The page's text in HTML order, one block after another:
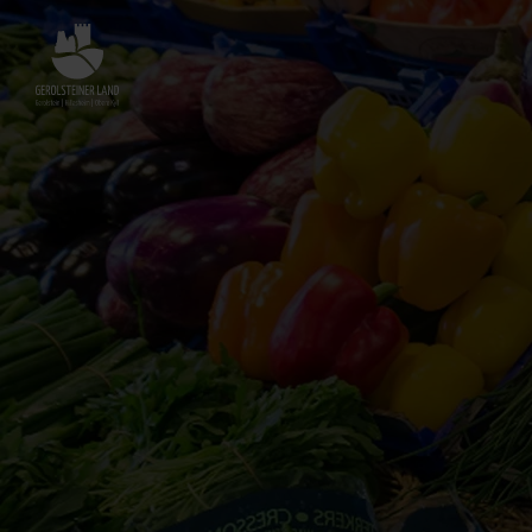
Zurück
zur
Startseite